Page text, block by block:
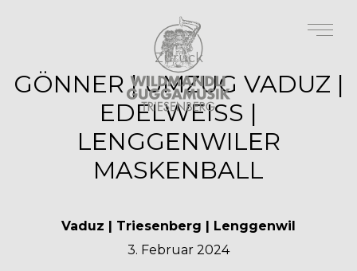
Zurück
GÖNNER | UMZUG VADUZ |
EDELWEISS |
LENGGENWILER
MASKENBALL
Vaduz | Triesenberg | Lenggenwil
3. Februar 2024